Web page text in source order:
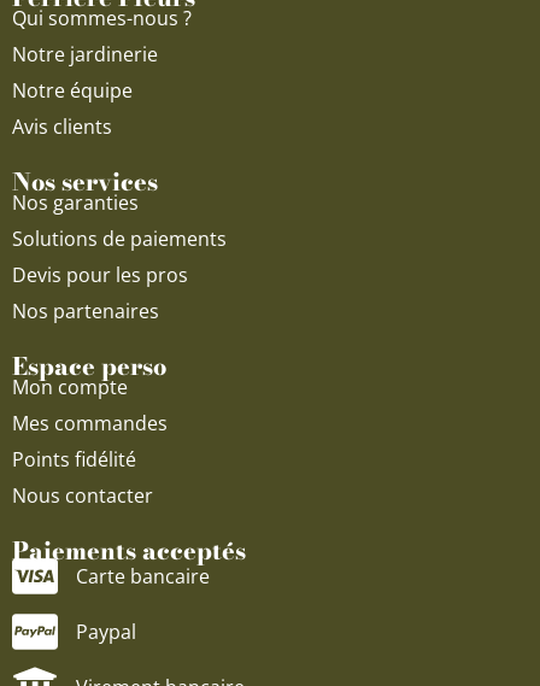
Qui sommes-nous ?
Notre jardinerie
Notre équipe
Avis clients
Nos services
Nos garanties
Solutions de paiements
Devis pour les pros
Nos partenaires
Espace perso
Mon compte
Mes commandes
Points fidélité
Nous contacter
Paiements acceptés
Carte bancaire
Paypal